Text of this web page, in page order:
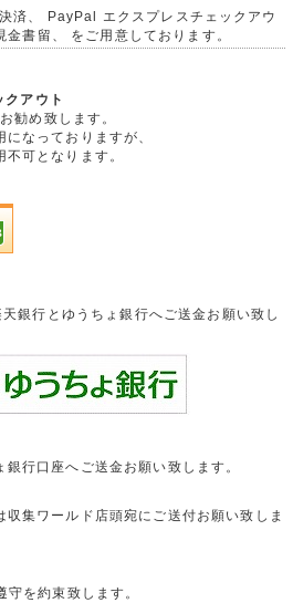
済、 PayPal エクスプレスチェックアウ
書留、 をご用意しております。
アウト
勧め致します。
になっておりますが、
可となります。
銀行とゆうちょ銀行へご送金お願い致し
行口座へご送金お願い致します。
集ワールド店頭宛にご送付お願い致しま
守を約束致します。